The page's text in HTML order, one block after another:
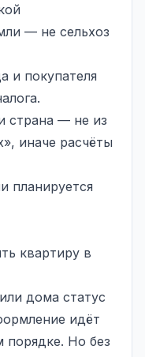
— не сельхоз
и покупателя
страна — не из
иначе расчёты
планируется
квартиру в
дома статус
идёт
порядке. Но без